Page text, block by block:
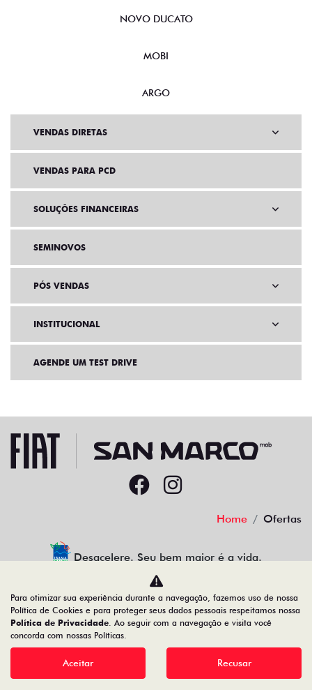
NOVO DUCATO
MOBI
ARGO
VENDAS DIRETAS
VENDAS PARA PCD
SOLUÇÕES FINANCEIRAS
SEMINOVOS
PÓS VENDAS
INSTITUCIONAL
AGENDE UM TEST DRIVE
Home Ofertas
Desacelere. Seu bem maior é a vida.
22.204.101/0001-17
Desenvolvido pela DEALERSPACE ® Direitos Reservados.
Para otimizar sua experiência durante a navegação, fazemos uso de nossa
Política de Cookies e para proteger seus dados pessoais respeitamos nossa
Política de Privacidade. Ao seguir com a navegação e visita você
concorda com nossas Políticas.
Aceitar Recusar